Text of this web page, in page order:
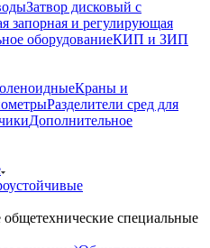
Затвор дисковый с
запорная и регулирующая
оборудованиеКИП и ЗИП
Краны и
Разделители сред для
Дополнительное
специальные